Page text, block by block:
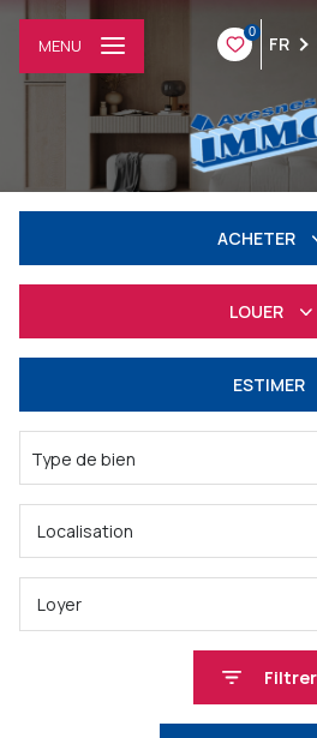
0
FR
MENU
ACHETER
Professionnel
LOUER
Professionnel
ESTIMER
Type de bien
Loyer
Filtrer